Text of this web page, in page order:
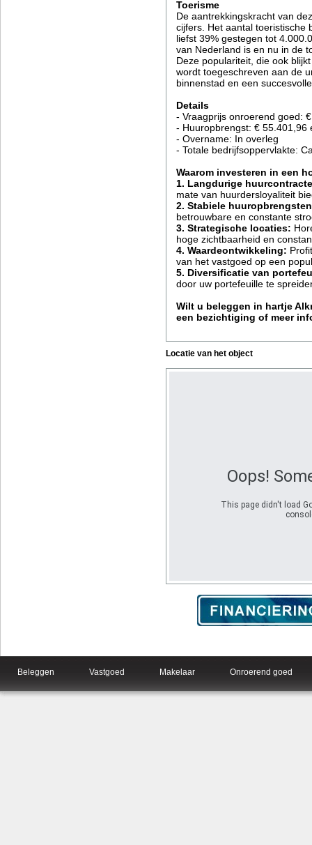
Toerisme
De aantrekkingskracht van
cijfers. Het aantal toeristische
liefst 39% gestegen tot
van Nederland is en nu in de
Deze populariteit, die ook
wordt toegeschreven aan de
binnenstad en een
Details
- Vraagprijs onroerend goed:
- Huuropbrengst: € 55.401,96
- Overname: In overleg
- Totale bedrijfsoppervlakte:
Waarom investeren in een
1. Langdurige
mate van huurdersloyaliteit
2. Stabiele
betrouwbare en constante
3. Strategische locaties:
hoge zichtbaarheid en
4. Waardeontwikkeling:
van het vastgoed op een
5. Diversificatie van
door uw portefeuille te
Wilt u beleggen in hartje
een bezichtiging of meer
Locatie van het object
Oops!
This page didn't load
Beleggen Vastgoed Makelaar Onroerend goed